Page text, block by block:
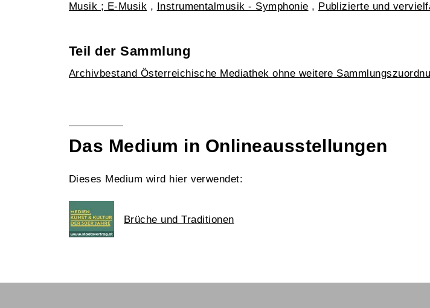
Musik ; E-Musik , Instrumentalmusik - Symphonie , Publizierte und
Teil der Sammlung
Archivbestand Österreichische Mediathek ohne weitere
Das Medium in Onlineausstellungen
Dieses Medium wird hier verwendet:
Brüche und Traditionen